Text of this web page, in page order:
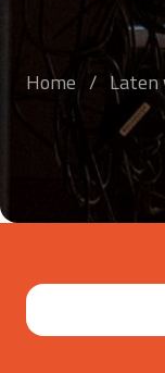
Home / Laten